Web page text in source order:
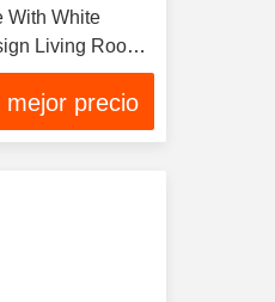
With White
Living Room
mejor precio